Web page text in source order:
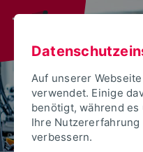
Auf unserer
verwendet. Einige
benötigt, während
Ihre
verbessern.